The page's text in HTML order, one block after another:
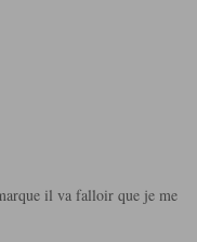
il va falloir que je me